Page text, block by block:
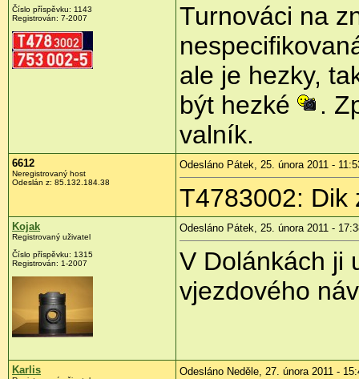
Číslo příspěvku: 1143
Registrován: 7-2007
Turnováci na
ale je hezky,
být hezké
.
valník.
6612
Neregistrovaný host
Odeslán z: 85.132.184.38
Odesláno Pátek, 25. února 2011 -
T4783002: Dik
Kojak
Registrovaný uživatel
Číslo příspěvku: 1315
Registrován: 1-2007
Odesláno Pátek, 25. února 2011 -
V Dolánkách ji
vjezdového
Karlis Odesláno Neděle, 27. února 2011 -